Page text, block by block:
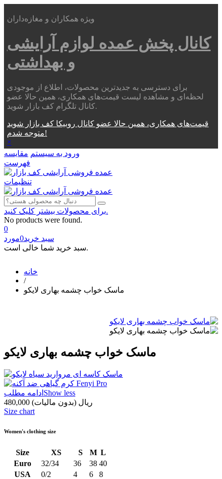
ویژه همکاران و مغازه‌داران
کانال پخش عمده لوازم آرایشی
و بهداشتی
برای دسترسی به جدیدترین محصولات، اطلاع از موجودی
لحظه‌ای و مشاهده لیست قیمت‌های همکاری، همین حالا عضو
کانال تلگرام کف بازار شوید.
قیمت‌های همکاری، همین حالا عضو کانال روبیکا کف بازار شوید
متوجه شدم!
×
ورود به سیستم مقایسه
فهرست
تنظیمات
برای محصولات بیشتر کلیک کنید.
No products were found.
0
سبد خرید0مورد
سبد خرید شما خالی است.
خانه
/
ماسک خواب چشمه بهاری لایکو
ماسک خواب چشمه بهاری لایکو
ادامه مطلب Show less
480,000 ریال (بدون مالیات)
Size chart
Women's clothing size
Size XS S M L
Euro
32/34 36 38 40
USA
0/2 4 6
8